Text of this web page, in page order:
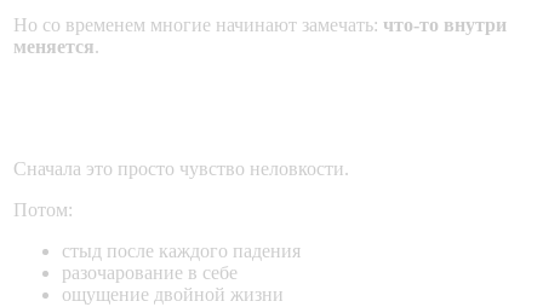
Но со временем многие начинают замечать: что-то внутри
меняется.
Сначала это просто чувство неловкости.
Потом:
стыд после каждого падения
разочарование в себе
ощущение двойной жизни